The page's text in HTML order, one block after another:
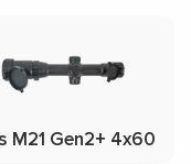
M21 Gen2+ 4x60